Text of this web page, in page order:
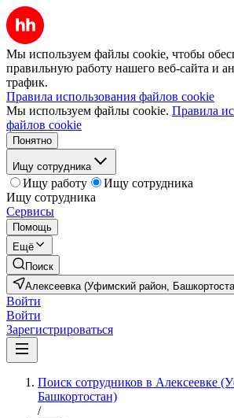
Мы используем файлы cookie, чтобы
правильную работу нашего веб-сайта и
трафик.
Правила использования файлов cookie
Мы используем файлы cookie. Правила
файлов cookie
Понятно
Ищу сотрудника
Ищу работу
Ищу сотрудника
Ищу сотрудника
Сервисы
Помощь
Ещё
Поиск
Алексеевка (Уфимский район,
Войти
Войти
Зарегистрироваться
Поиск сотрудников в Алексеевке
Башкортостан)
/